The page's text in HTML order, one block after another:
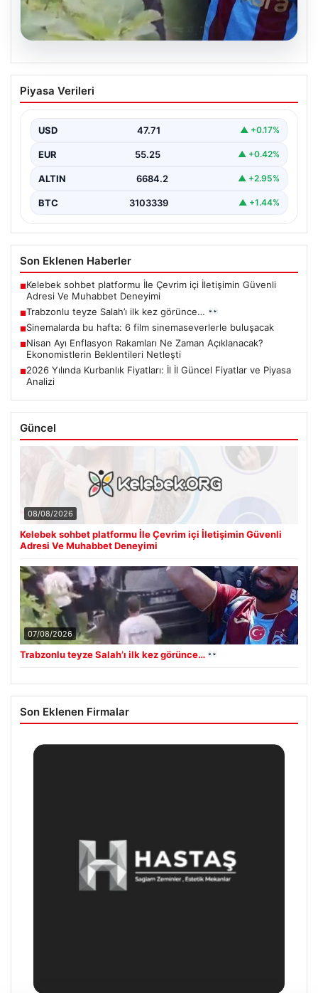
Trabzonlu teyze Salah’ı ilk kez
görünce…
Anlar Kameralarda", "content": "Trabzon'un sıcak ve…
Piyasa Verileri
USD 47.71 ▲ +0.17%
EUR 55.25 ▲ +0.42%
ALTIN 6684.2 ▲ +2.95%
BTC 3103339 ▲ +1.44%
Son Eklenen Haberler
■Kelebek sohbet platformu İle Çevrim içi İletişimin Güvenli
Adresi Ve Muhabbet Deneyimi
■Trabzonlu teyze Salah’ı ilk kez görünce…
■Sinemalarda bu hafta: 6 film sinemaseverlerle buluşacak
■Nisan Ayı Enflasyon Rakamları Ne Zaman Açıklanacak?
Ekonomistlerin Beklentileri Netleşti
■2026 Yılında Kurbanlık Fiyatları: İl İl Güncel Fiyatlar ve Piyasa
Analizi
Güncel
08/08/2026
Kelebek sohbet platformu İle Çevrim içi İletişimin Güvenli
Adresi Ve Muhabbet Deneyimi
07/08/2026
Trabzonlu teyze Salah’ı ilk kez görünce…
Son Eklenen Firmalar